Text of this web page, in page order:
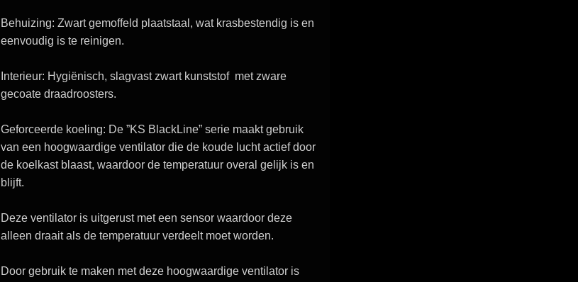
Behuizing: Zwart gemoffeld plaatstaal, wat krasbestendig is en
eenvoudig is te reinigen.
Interieur: Hygiënisch, slagvast zwart kunststof met zware
gecoate draadroosters.
Geforceerde koeling: De ”KS BlackLine”serie maakt gebruik
van een hoogwaardige ventilatordie de koude lucht actief door
de koelkast blaast, waardoor de temperatuur overal gelijk is en
blijft.
Deze ventilator is uitgerust met een sensorwaardoor deze
alleen draaitals de temperatuur verdeelt moet worden.
Door gebruik te maken met deze hoogwaardige ventilator is